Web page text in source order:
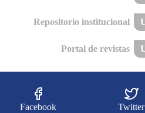
Repositorio institucional
Portal de revistas
Facebook Twitter